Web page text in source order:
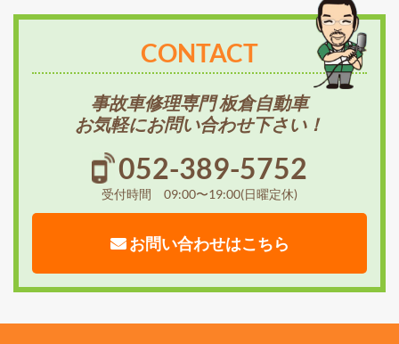
CONTACT
事故車修理専門 板倉自動車
お気軽にお問い合わせ下さい！
052-389-5752
受付時間 09:00〜19:00(日曜定休)
お問い合わせはこちら